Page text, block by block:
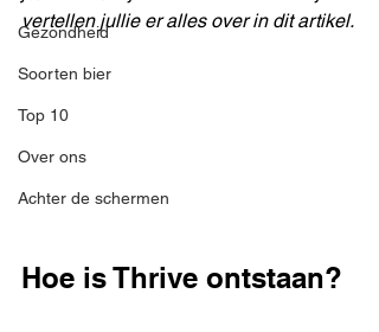
Gezondheid
Soorten bier
Top 10
Over ons
Achter de schermen
vertellen jullie er alles over in dit artikel.
Hoe is Thrive ontstaan?